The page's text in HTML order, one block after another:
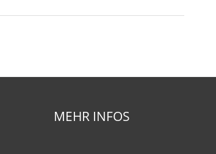
MEHR INFOS